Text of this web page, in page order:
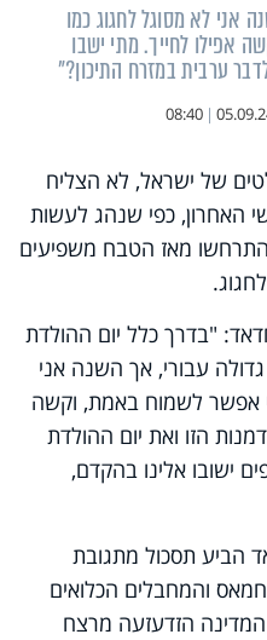
אני לא מסוגל לחגוג כמו
אפילו לחייך. מתי ישבו
ערבית במזרח התיכון?"
|
08:40
של ישראל, לא הצליח
האחרון, כפי שנהג לעשות
מאז הטבח משפיעים
"בדרך כלל יום ההולדת
עבורי, אך השנה אני
אפשר לשמוח באמת, וקשה
הזו ואת יום ההולדת
ישובו אלינו בהקדם,
הביע תסכול מתגובת
והמחבלים הכלואים
הזדעזעה מרצח